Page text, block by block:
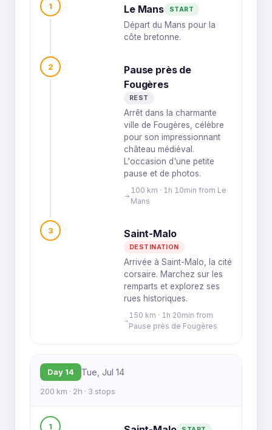
1 Le Mans START
Départ du Mans pour la
côte bretonne.
2
Pause près de
Fougères
REST
Arrêt dans la charmante
ville de Fougères, célèbre
pour son impressionnant
château médiéval.
L'occasion d'une petite
pause et de photos.
100 km · 1h 10min from Le
Mans
3 Saint-Malo
DESTINATION
Arrivée à Saint-Malo, la cité
corsaire. Marchez sur les
remparts et explorez ses
rues historiques.
150 km · 1h 20min from
Pause près de Fougères
Day 14 Tue, Jul 14
200 km · 2h · 3 stops
1